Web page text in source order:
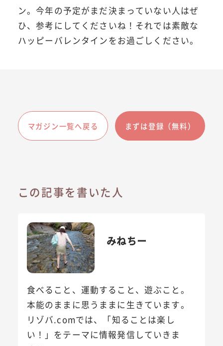
ン。今年の予定がまだ決まっていない人はぜ
ひ、参考にしてくださいね！それでは素敵な
ハッピーバレンタインをお過ごしください。
マガジン一覧へ戻る まずは登録（無料）
この記事を書いた人
みねちー
食べること、運動すること、遊ぶこと。
本能のままに思うままに生きています。
リゾバ.comでは、「知ることは楽し
い！」をテーマに情報発信していきま